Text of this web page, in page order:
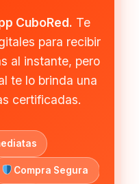
CuboRed. Te
para recibir
al instante, pero
te lo brinda una
certificadas.
Compra Segura